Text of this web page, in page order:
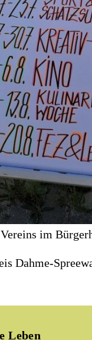
im
Dahme-
Leben